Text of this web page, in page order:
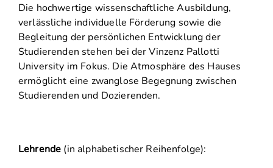
Die hochwertige wissenschaftliche Ausbildung,
verlässliche individuelle Förderung sowie die
Begleitung der persönlichen Entwicklung der
Studierenden stehen bei der Vinzenz Pallotti
University im Fokus. Die Atmosphäre des Hauses
ermöglicht eine zwanglose Begegnung zwischen
Studierenden und Dozierenden.
Lehrende (in alphabetischer Reihenfolge):